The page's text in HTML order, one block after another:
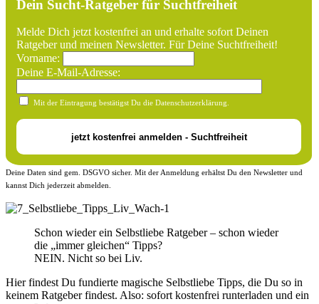
Dein Sucht-Ratgeber für Suchtfreiheit
Melde Dich jetzt kostenfrei an und erhalte sofort Deinen
Ratgeber und meinen Newsletter. Für Deine Suchtfreiheit!
Vorname:
Deine E-Mail-Adresse:
Mit der Eintragung bestätigst Du die Datenschutzerklärung.
Deine Daten sind gem. DSGVO sicher. Mit der Anmeldung erhältst Du den Newsletter und
kannst Dich jederzeit abmelden.
Schon wieder ein Selbstliebe Ratgeber – schon wieder
die „immer gleichen“ Tipps?
NEIN. Nicht so bei Liv.
Hier findest Du fundierte magische Selbstliebe Tipps, die Du so in
keinem Ratgeber findest. Also: sofort kostenfrei runterladen und ein